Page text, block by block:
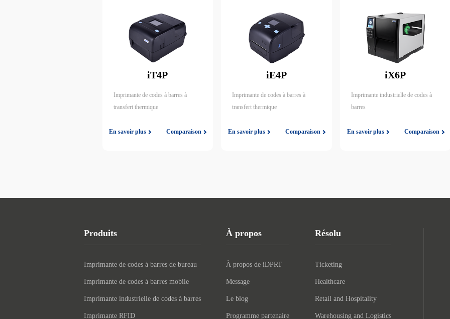
iT4P
Imprimante de codes à barres à
transfert thermique
En savoir plus Comparaison
iE4P
Imprimante de codes à barres à
transfert thermique
En savoir plus Comparaison
iX6P
Imprimante industrielle de codes à
barres
En savoir plus Comparaison
Produits
Imprimante de codes à barres de bureau
Imprimante de codes à barres mobile
Imprimante industrielle de codes à barres
Imprimante RFID
À propos
À propos de iDPRT
Message
Le blog
Programme partenaire
Résolu
Ticketing
Healthcare
Retail and Hospitality
Warehousing and Logistics